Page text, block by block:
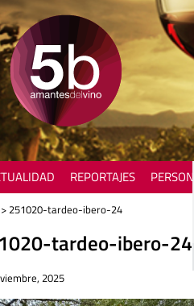
REPORTAJES
> 251020-tardeo-ibero-24
tardeo-ibero-24
2025